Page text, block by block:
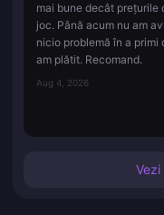
mai bune decât prețurile
joc. Până acum nu am
nicio problemă în a primi
am plătit. Recomand.
Aug 4, 2026